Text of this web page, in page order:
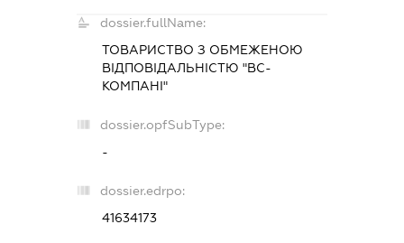
dossier.fullName:
ТОВАРИСТВО З ОБМЕЖЕНОЮ
ВІДПОВІДАЛЬНІСТЮ "ВС-
КОМПАНІ"
dossier.opfSubType:
-
dossier.edrpo:
41634173